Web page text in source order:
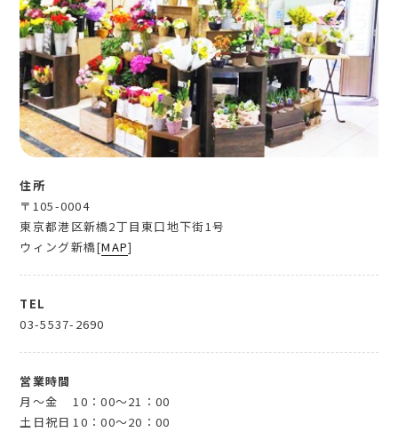
住所
〒105-0004
東京都港区新橋2丁目東口地下街1号
ウィング新橋[MAP]
TEL
03-5537-2690
営業時間
月～金
10：00～21：00
土日祝日 10：00～20：00